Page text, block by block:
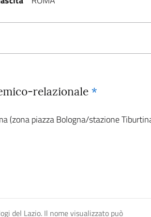
relazionale *
(zona piazza Bologna/stazione
del Lazio. Il nome visualizzato può